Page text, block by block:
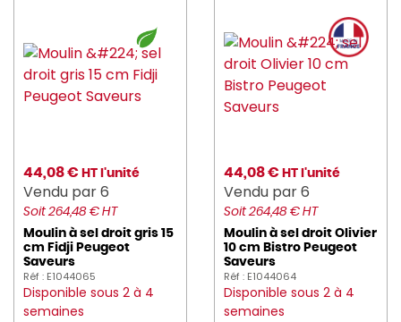
PRO_MUNDI (898)
PROBBAX (98)
PUJADAS (57)
RAK (3012)
REVOL (575)
ROBOT_COUPE (137)
ROBUR (467)
44,08 € HT l'unité
Vendu par 6
Soit 264,48 € HT
Moulin à sel droit gris 15
cm Fidji Peugeot
Saveurs
Réf : E1044065
Disponible sous 2 à 4
semaines
44,08 € HT l'unité
Vendu par 6
Soit 264,48 € HT
Moulin à sel droit Olivier
10 cm Bistro Peugeot
Saveurs
Réf : E1044064
Disponible sous 2 à 4
semaines